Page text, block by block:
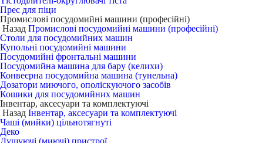
Прес для піци
Промислові посудомийні машини (професійні)
Назад Промислові посудомийні машини (професійні)
Столи для посудомийних машин
Купольні посудомийні машини
Посудомийні фронтальні машини
Посудомийна машина для бару (келихи)
Конвеєрна посудомийна машина (тунельна)
Дозатори миючого, ополіскуючого засобів
Кошики для посудомийних машин
Інвентар, аксесуари та комплектуючі
Назад Інвентар, аксесуари та комплектуючі
Чаші (мийки) цільнотягнуті
Деко
Душуючі (миючі) пристрої